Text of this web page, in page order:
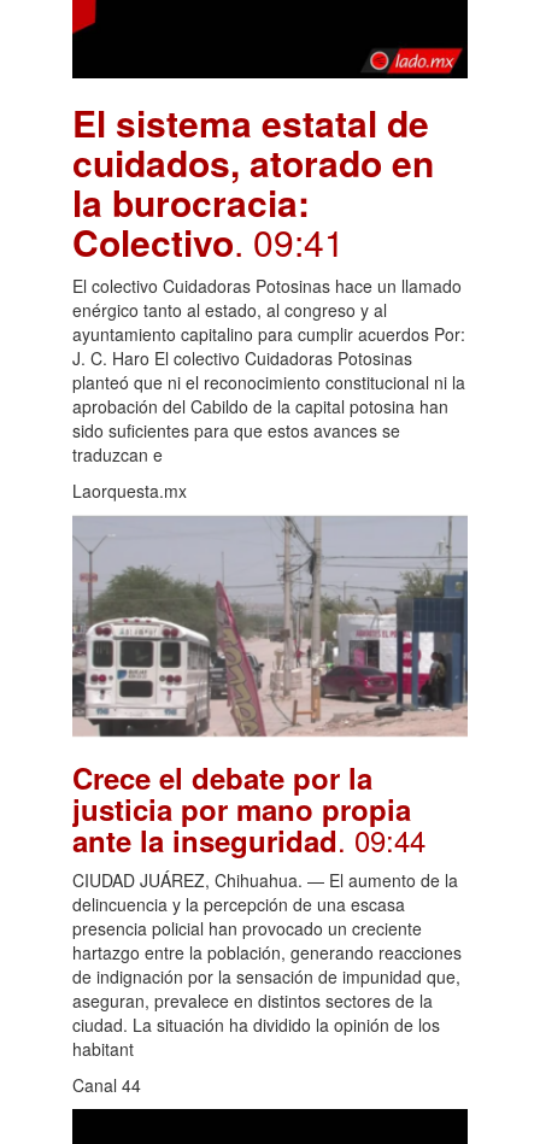
El sistema estatal de
cuidados, atorado en
la burocracia:
Colectivo. 09:41
El colectivo Cuidadoras Potosinas hace un llamado
enérgico tanto al estado, al congreso y al
ayuntamiento capitalino para cumplir acuerdos Por:
J. C. Haro El colectivo Cuidadoras Potosinas
planteó que ni el reconocimiento constitucional ni la
aprobación del Cabildo de la capital potosina han
sido suficientes para que estos avances se
traduzcan e
Laorquesta.mx
Crece el debate por la
justicia por mano propia
ante la inseguridad. 09:44
CIUDAD JUÁREZ, Chihuahua. — El aumento de la
delincuencia y la percepción de una escasa
presencia policial han provocado un creciente
hartazgo entre la población, generando reacciones
de indignación por la sensación de impunidad que,
aseguran, prevalece en distintos sectores de la
ciudad. La situación ha dividido la opinión de los
habitant
Canal 44